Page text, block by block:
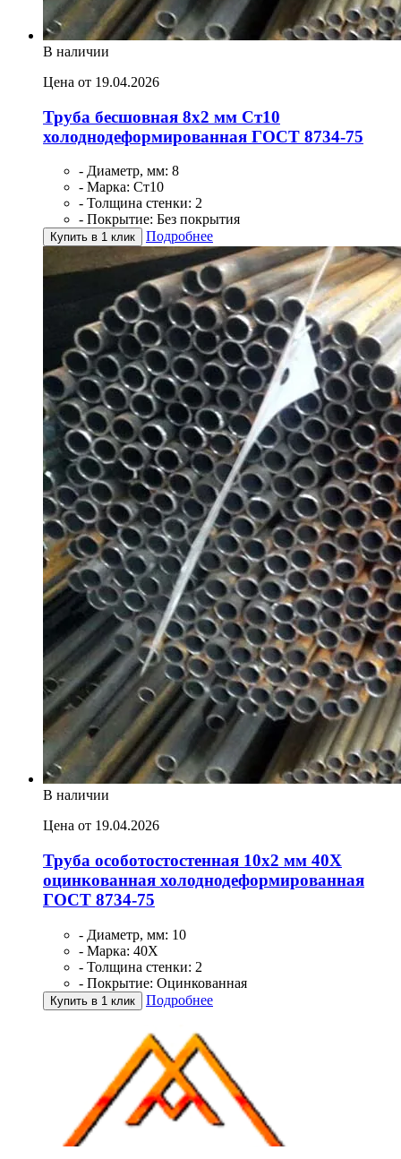
В наличии
Цена от 19.04.2026
Труба бесшовная 8х2 мм Ст10
холоднодеформированная ГОСТ 8734-75
- Диаметр, мм: 8
- Марка: Ст10
- Толщина стенки: 2
- Покрытие: Без покрытия
Купить в 1 клик Подробнее
В наличии
Цена от 19.04.2026
Труба особотостостенная 10х2 мм 40Х
оцинкованная холоднодеформированная
ГОСТ 8734-75
- Диаметр, мм: 10
- Марка: 40Х
- Толщина стенки: 2
- Покрытие: Оцинкованная
Купить в 1 клик Подробнее